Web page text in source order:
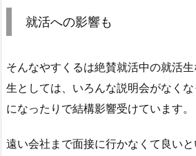
就活への影響も
そんなやすくるは絶賛就活中の就活
生としては、いろんな説明会がなく
になったりで結構影響受けています。
遠い会社まで面接に行かなくて良い